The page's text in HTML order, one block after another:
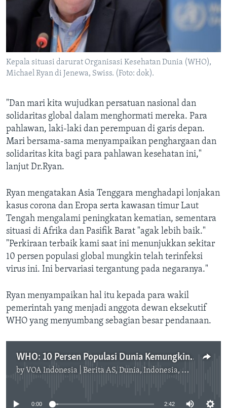
Kepala situasi darurat Organisasi Kesehatan Dunia (WHO),
Michael Ryan di Jenewa, Swiss. (Foto: dok).
"Dan mari kita wujudkan persatuan nasional dan
solidaritas global dalam menghormati mereka. Para
pahlawan, laki-laki dan perempuan di garis depan.
Mari bersama-sama menyampaikan penghargaan dan
solidaritas kita bagi para pahlawan kesehatan ini,"
lanjut Dr.Ryan.
Ryan mengatakan Asia Tenggara menghadapi lonjakan
kasus corona dan Eropa serta kawasan timur Laut
Tengah mengalami peningkatan kematian, sementara
situasi di Afrika dan Pasifik Barat "agak lebih baik."
"Perkiraan terbaik kami saat ini menunjukkan sekitar
10 persen populasi global mungkin telah terinfeksi
virus ini. Ini bervariasi tergantung pada negaranya."
Ryan menyampaikan hal itu kepada para wakil
pemerintah yang menjadi anggota dewan eksekutif
WHO yang menyumbang sebagian besar pendanaan.
WHO: 10 Persen Populasi Dunia Kemungkinan Terinfeksi Virus
by VOA Indonesia | Berita AS, Dunia, Indonesia, Diaspora Indonesia di AS
No media source currently available
0:00 2:42